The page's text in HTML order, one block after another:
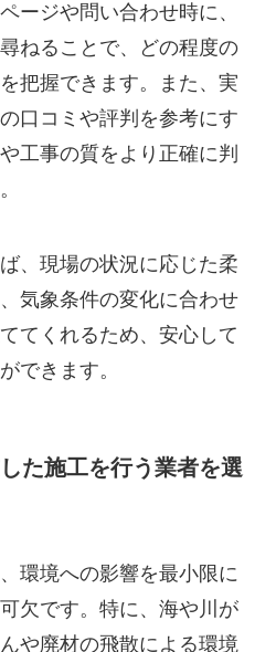
ージや問い合わせ時に、
ねることで、どの程度の
把握できます。また、実
口コミや評判を参考にす
工事の質をより正確に判
、現場の状況に応じた柔
気象条件の変化に合わせ
てくれるため、安心して
できます。
た施工を行う業者を選
環境への影響を最小限に
欠です。特に、海や川が
や廃材の飛散による環境